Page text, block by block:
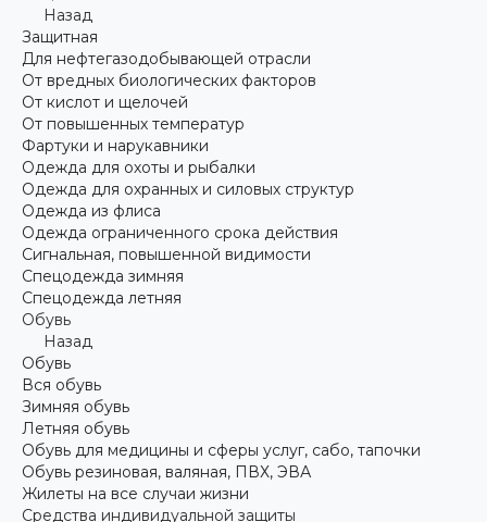
Назад
Защитная
Для нефтегазодобывающей отрасли
От вредных биологических факторов
От кислот и щелочей
От повышенных температур
Фартуки и нарукавники
Одежда для охоты и рыбалки
Одежда для охранных и силовых структур
Одежда из флиса
Одежда ограниченного срока действия
Сигнальная, повышенной видимости
Спецодежда зимняя
Спецодежда летняя
Обувь
Назад
Обувь
Вся обувь
Зимняя обувь
Летняя обувь
Обувь для медицины и сферы услуг, сабо, тапочки
Обувь резиновая, валяная, ПВХ, ЭВА
Жилеты на все случаи жизни
Средства индивидуальной защиты